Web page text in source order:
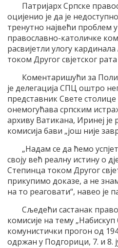
Патријарх Српске
оцијенио је да је
тренутно највећи проблем
православно-католичке
расвијетли улогу
током Другог свјетског
Коментаришући за
је делегација СПЦ оштро
представник Свете
онемогућава српским
архиву Ватикана, Иринеј је
комисија бави „још није
„Надам се да ћемо
своју већ реалну истину о
Степинца током Другог
прикупимо доказе, а не
на то реаговати“, навео је
Сљедећи састанак
комисије на тему
комунистички прогон од
одржан у Подгорици, 7. и 8.